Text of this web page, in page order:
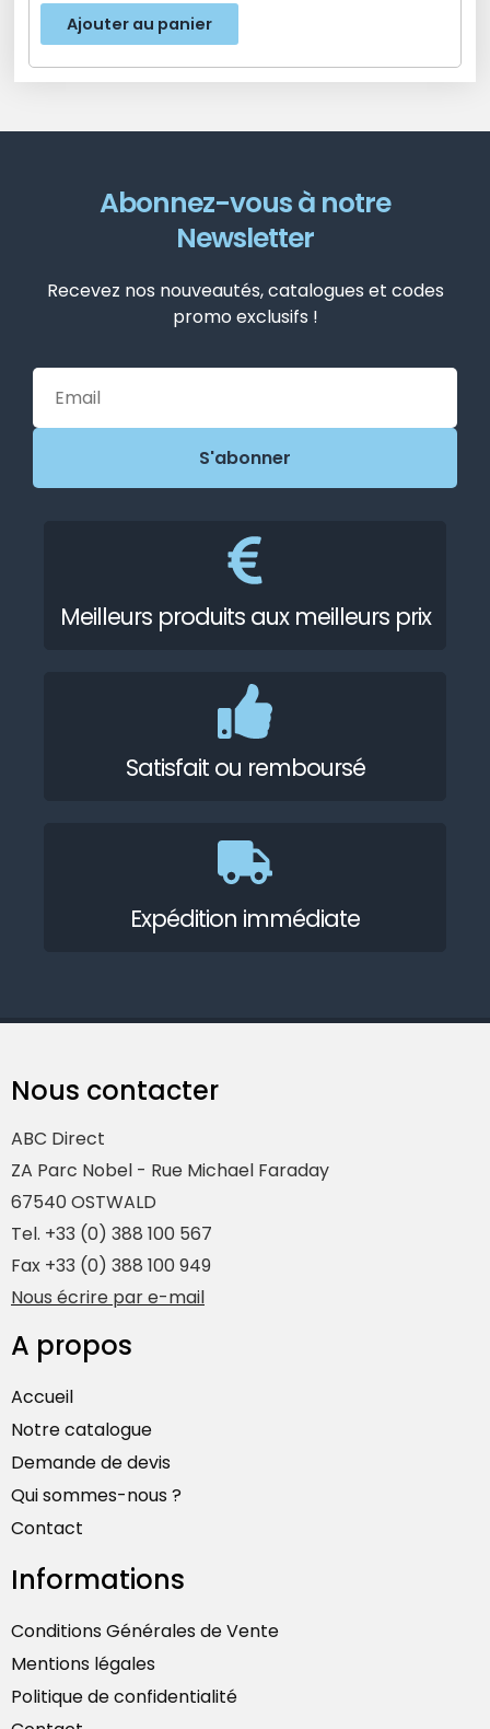
Ajouter au panier
Abonnez-vous à notre
Newsletter
Recevez nos nouveautés, catalogues et codes
promo exclusifs !
Meilleurs produits aux meilleurs prix
Satisfait ou remboursé
Expédition immédiate
Nous contacter
ABC Direct
ZA Parc Nobel - Rue Michael Faraday
67540 OSTWALD
Tel. +33 (0) 388 100 567
Fax +33 (0) 388 100 949
Nous écrire par e-mail
A propos
Accueil
Notre catalogue
Demande de devis
Qui sommes-nous ?
Contact
Informations
Conditions Générales de Vente
Mentions légales
Politique de confidentialité